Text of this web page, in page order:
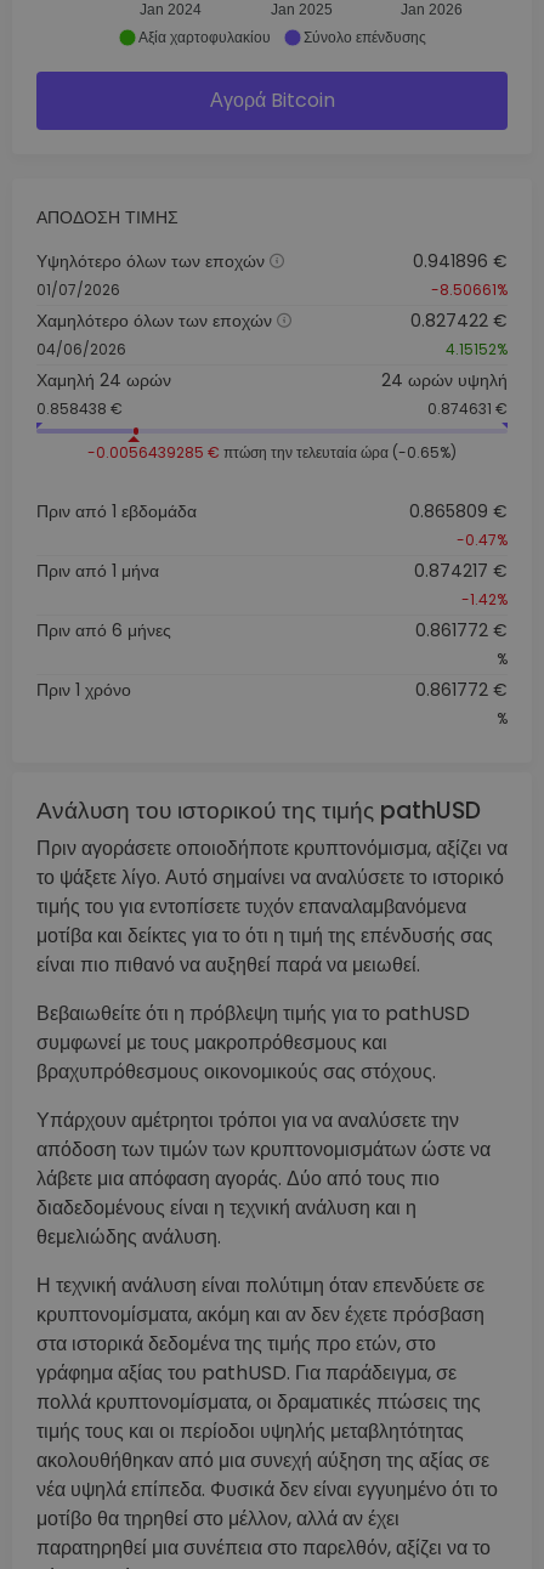
Jan 2024 Jan 2025 Jan 2026
Αξία χαρτοφυλακίου Σύνολο επένδυσης
Αγορά Bitcoin
ΑΠΌΔΟΣΗ ΤΙΜΉΣ
Υψηλότερο όλων των εποχών
01/07/2026
0.941896 €
-8.50661%
Χαμηλότερο όλων των εποχών
04/06/2026
0.827422 €
4.15152%
Χαμηλή 24 ωρών
0.858438 €
24 ωρών υψηλή
0.874631 €
-0.0056439285 € πτώση την τελευταία ώρα (-0.65%)
Πριν από 1 εβδομάδα 0.865809 €
-0.47%
Πριν από 1 μήνα 0.874217 €
-1.42%
Πριν από 6 μήνες 0.861772 €
%
Πριν 1 χρόνο 0.861772 €
%
Ανάλυση του ιστορικού της τιμής pathUSD
Πριν αγοράσετε οποιοδήποτε κρυπτονόμισμα, αξίζει να
το ψάξετε λίγο. Αυτό σημαίνει να αναλύσετε το ιστορικό
τιμής του για εντοπίσετε τυχόν επαναλαμβανόμενα
μοτίβα και δείκτες για το ότι η τιμή της επένδυσής σας
είναι πιο πιθανό να αυξηθεί παρά να μειωθεί.
Βεβαιωθείτε ότι η πρόβλεψη τιμής για το pathUSD
συμφωνεί με τους μακροπρόθεσμους και
βραχυπρόθεσμους οικονομικούς σας στόχους.
Υπάρχουν αμέτρητοι τρόποι για να αναλύσετε την
απόδοση των τιμών των κρυπτονομισμάτων ώστε να
λάβετε μια απόφαση αγοράς. Δύο από τους πιο
διαδεδομένους είναι η τεχνική ανάλυση και η
θεμελιώδης ανάλυση.
Η τεχνική ανάλυση είναι πολύτιμη όταν επενδύετε σε
κρυπτονομίσματα, ακόμη και αν δεν έχετε πρόσβαση
στα ιστορικά δεδομένα της τιμής προ ετών, στο
γράφημα αξίας του pathUSD. Για παράδειγμα, σε
πολλά κρυπτονομίσματα, οι δραματικές πτώσεις της
τιμής τους και οι περίοδοι υψηλής μεταβλητότητας
ακολουθήθηκαν από μια συνεχή αύξηση της αξίας σε
νέα υψηλά επίπεδα. Φυσικά δεν είναι εγγυημένο ότι το
μοτίβο θα τηρηθεί στο μέλλον, αλλά αν έχει
παρατηρηθεί μια συνέπεια στο παρελθόν, αξίζει να το